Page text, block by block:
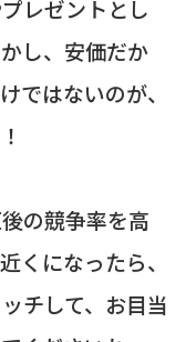
レゼントとし
し、安価だか
ではないのが、
の競争率を高
くになったら、
チして、お目当